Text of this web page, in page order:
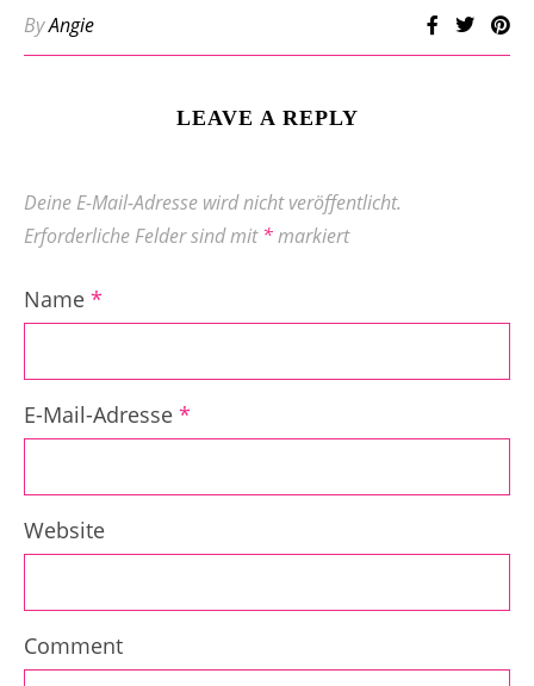
ByAngie
LEAVE A REPLY
Deine E-Mail-Adresse wird nicht veröffentlicht.
Erforderliche Felder sind mit*markiert
Name *
E-Mail-Adresse *
Website
Comment